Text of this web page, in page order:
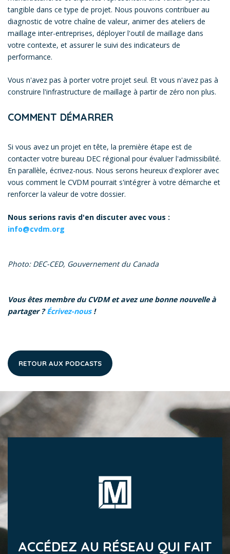
tangible dans ce type de projet. Nous pouvons contribuer au
diagnostic de votre chaîne de valeur, animer des ateliers de
maillage inter-entreprises, déployer l'outil de maillage dans
votre contexte, et assurer le suivi des indicateurs de
performance.
Vous n'avez pas à porter votre projet seul. Et vous n'avez pas à
construire l'infrastructure de maillage à partir de zéro non plus.
COMMENT DÉMARRER
Si vous avez un projet en tête, la première étape est de
contacter votre bureau DEC régional pour évaluer l'admissibilité.
En parallèle, écrivez-nous. Nous serons heureux d'explorer avec
vous comment le CVDM pourrait s'intégrer à votre démarche et
renforcer la valeur de votre dossier.
Nous serions ravis d'en discuter avec vous :
info@cvdm.org
Photo: DEC-CED, Gouvernement du Canada
Vous êtes membre du CVDM et avez une bonne nouvelle à
partager ?Écrivez-nous!
RETOUR AUX PODCASTS
ACCÉDEZ AU RÉSEAU QUI FAIT